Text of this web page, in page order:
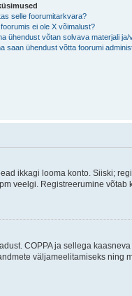
selle foorumitarkvara?
ei ole X võimalust?
ühendust võtan solvava materjali
saan ühendust võtta foorumi
ikkagi looma konto. Siiski;
veelgi. Registreerumine võtab
COPPA ja sellega
väljameelitamiseks ning